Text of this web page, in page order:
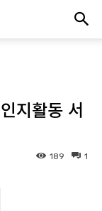
지활동 서
1
189